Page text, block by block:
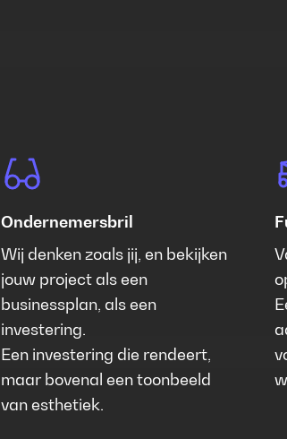
Ondernemersbril
Wij denken zoals jij, en bekijken
jouw project als een
businessplan, als een
investering.
Een investering die rendeert,
maar bovenal een toonbeeld
van esthetiek.